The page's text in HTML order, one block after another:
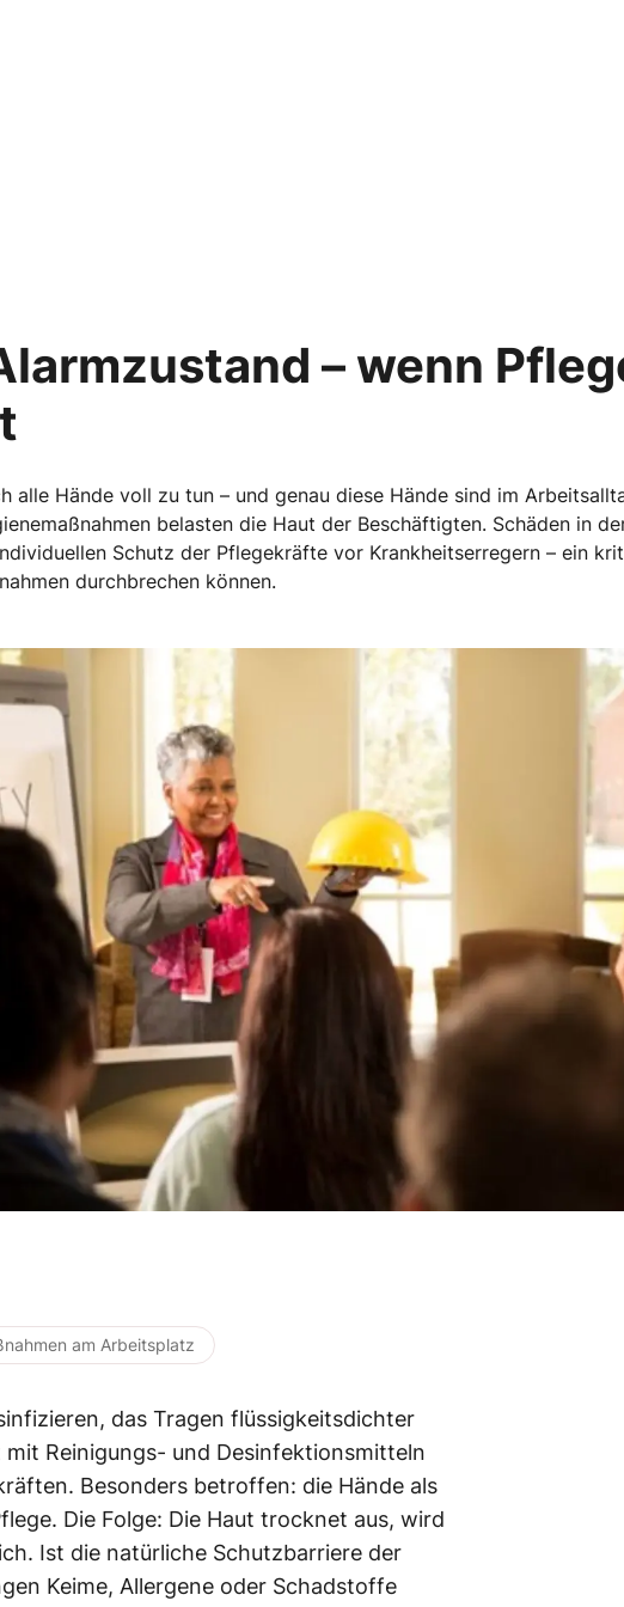
– wenn
alle Hände voll zu tun – und genau diese Hände sind im
belasten die Haut der Beschäftigten. Schäden in
Schutz der Pflegekräfte vor Krankheitserregern – ein
durchbrechen können.
am Arbeitsplatz
das Tragen flüssigkeitsdichter
Reinigungs- und Desinfektionsmitteln
Besonders betroffen: die Hände als
Die Folge: Die Haut trocknet aus, wird
Ist die natürliche Schutzbarriere der
Keime, Allergene oder Schadstoffe